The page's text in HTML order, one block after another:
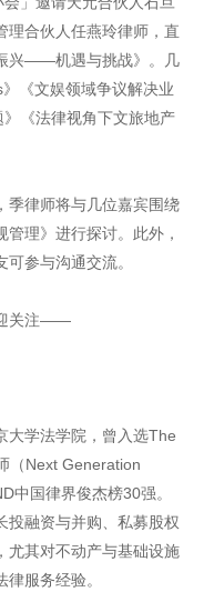
理合伙人任燕玲律师，直
兴——机遇与挑战》。几
《文娱领域争议解决业
》《法律视角下文旅地产
季律师将与几位嘉宾围绕
管理》进行探讨。此外，
参与沟通交流。
迎关注——
大学法学院，曾入选The
（Next Generation
中国律界俊杰榜30强。
投融资与并购、私募股权
尤其对不动产与基础设施
服务经验。